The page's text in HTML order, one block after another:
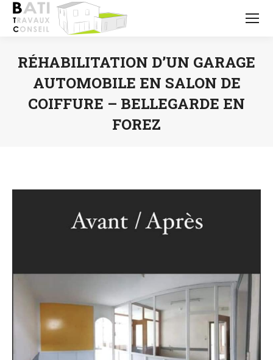
RÉHABILITATION D’UN GARAGE
AUTOMOBILE EN SALON DE
COIFFURE – BELLEGARDE EN
FOREZ